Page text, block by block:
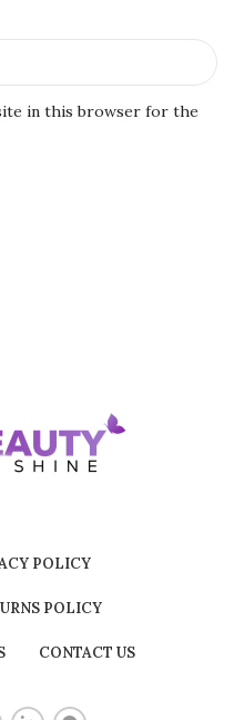
in this browser for the
POLICY
POLICY
CONTACT US